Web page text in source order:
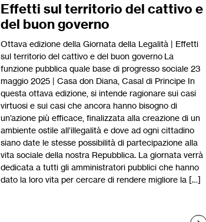
Effetti sul territorio del cattivo e
del buon governo
Ottava edizione della Giornata della Legalità | Effetti
sul territorio del cattivo e del buon governo La
funzione pubblica quale base di progresso sociale 23
maggio 2025 | Casa don Diana, Casal di Principe In
questa ottava edizione, si intende ragionare sui casi
virtuosi e sui casi che ancora hanno bisogno di
un’azione più efficace, finalizzata alla creazione di un
ambiente ostile all’illegalità e dove ad ogni cittadino
siano date le stesse possibilità di partecipazione alla
vita sociale della nostra Repubblica. La giornata verrà
dedicata a tutti gli amministratori pubblici che hanno
dato la loro vita per cercare di rendere migliore la […]